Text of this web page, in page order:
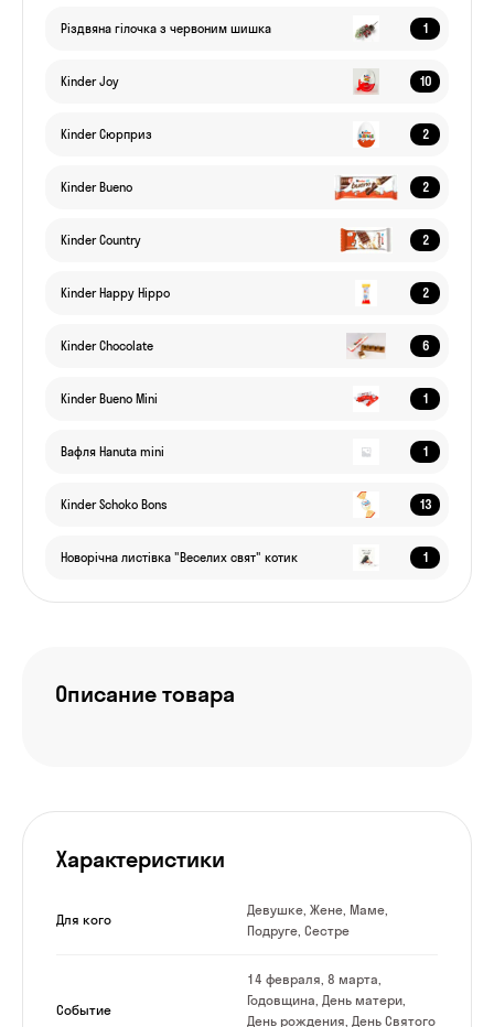
Різдвяна гілочка з червоним шишка 1
Kinder Joy 10
Kinder Сюрприз 2
Kinder Bueno 2
Kinder Country 2
Kinder Happy Hippo 2
Kinder Chocolate 6
Kinder Bueno Mini 1
Вафля Hanuta mini 1
Kinder Schoko Bons 13
Новорічна листівка "Веселих свят" котик 1
Описание товара
Характеристики
Для кого
Девушке, Жене, Маме,
Подруге, Сестре
Событие
14 февраля, 8 марта,
Годовщина, День матери,
День рождения, День Святого